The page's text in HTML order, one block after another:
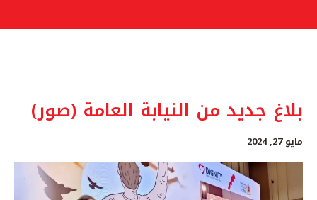
بلاغ جديد من النيابة العامة (صور)
مايو 27, 2024